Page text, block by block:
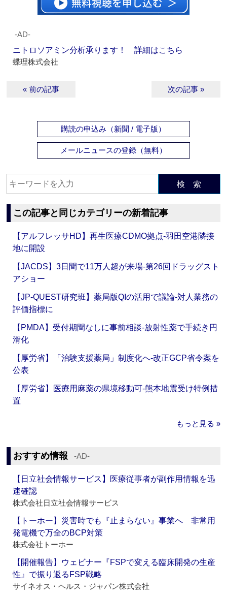
‐AD‐
ニトロソアミン分析承ります！ 詳細はこちら
蝶理株式会社
« 前の記事 次の記事 »
購読の申込み（新聞 / 電子版）
メールニュースの登録（無料）
検 索
この記事と同じカテゴリーの新着記事
【アルフレッサHD】再生医療CDMO拠点‐羽田空港隣接
地に開設
【JACDS】3日間で11万人超が来場‐第26回ドラッグスト
アショー
【JP-QUEST研究班】薬局版QIの活用で議論‐対人業務の
評価指標に
【PMDA】受付期間なしに事前相談‐放射性薬で手続き円
滑化
【厚労省】「治験支援薬局」制度化へ‐改正GCP省令案を
公表
【厚労省】医療用麻薬の県境移動可‐熊本地震受け特例措
置
もっと見る »
おすすめ情報 ‐AD‐
【日立社会情報サービス】医療従事者が副作用情報を迅
速確認
株式会社日立社会情報サービス
【トーホー】災害時でも『止まらない』事業へ 非常用
発電機で万全のBCP対策
株式会社トーホー
【開催報告】ウェビナー『FSPで変える臨床開発の生産
性』で振り返るFSP戦略
サイネオス・ヘルス・ジャパン株式会社